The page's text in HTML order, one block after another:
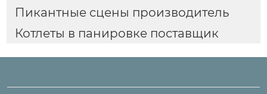
Пикантные сцены производитель
Котлеты в панировке поставщик